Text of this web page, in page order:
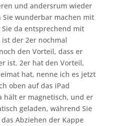
und andersrum wieder
Sie wunderbar machen mit
da entsprechend mit
der 2er nochmal
den Vorteil, dass er
ist. 2er hat den Vorteil,
hat, nenne ich es jetzt
oben auf das iPad
hält er magnetisch, und er
geladen, während Sie
Abziehen der Kappe